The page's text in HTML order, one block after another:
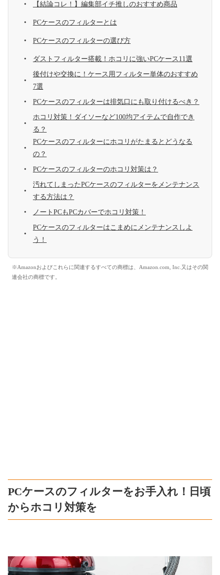
【結論コレ！】編集部イチ推しのおすすめ商品
PCケースのフィルターとは
PCケースのフィルターの選び方
ダストフィルター搭載！ホコリに強いPCケース11選
後付けや交換に！ケース用フィルター単体のおすすめ
7選
PCケースのフィルターは排気口にも取り付けるべき？
ホコリ対策！ダイソーなど100均アイテムで自作でき
る？
PCケースのフィルターにホコリがたまるとどうなる
の？
PCケースのフィルターのホコリ対策は？
汚れてしまったPCケースのフィルターをメンテナンス
する方法は？
ノートPCもPCカバーでホコリ対策！
PCケースのフィルターはこまめにメンテナンスしよ
う！
※Amazonおよびこれらに関連するすべての商標は、Amazon.com, Inc.又はその関
連会社の商標です。
PCケースのフィルターをお手入れ！日頃
からホコリ対策を